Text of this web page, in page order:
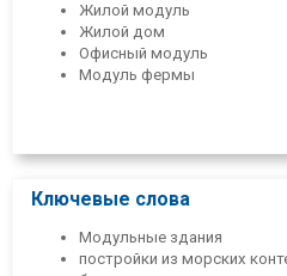
Жилой модуль
Жилой дом
Офисный модуль
Модуль фермы
Ключевые слова
Модульные здания
постройки из морских